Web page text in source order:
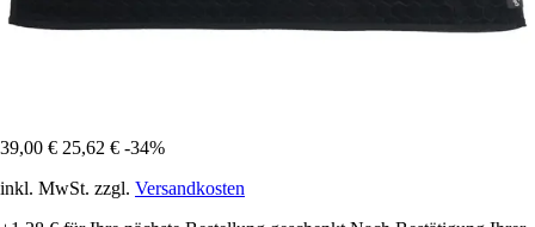
39,00 € 25,62 € -34%
inkl. MwSt. zzgl. Versandkosten